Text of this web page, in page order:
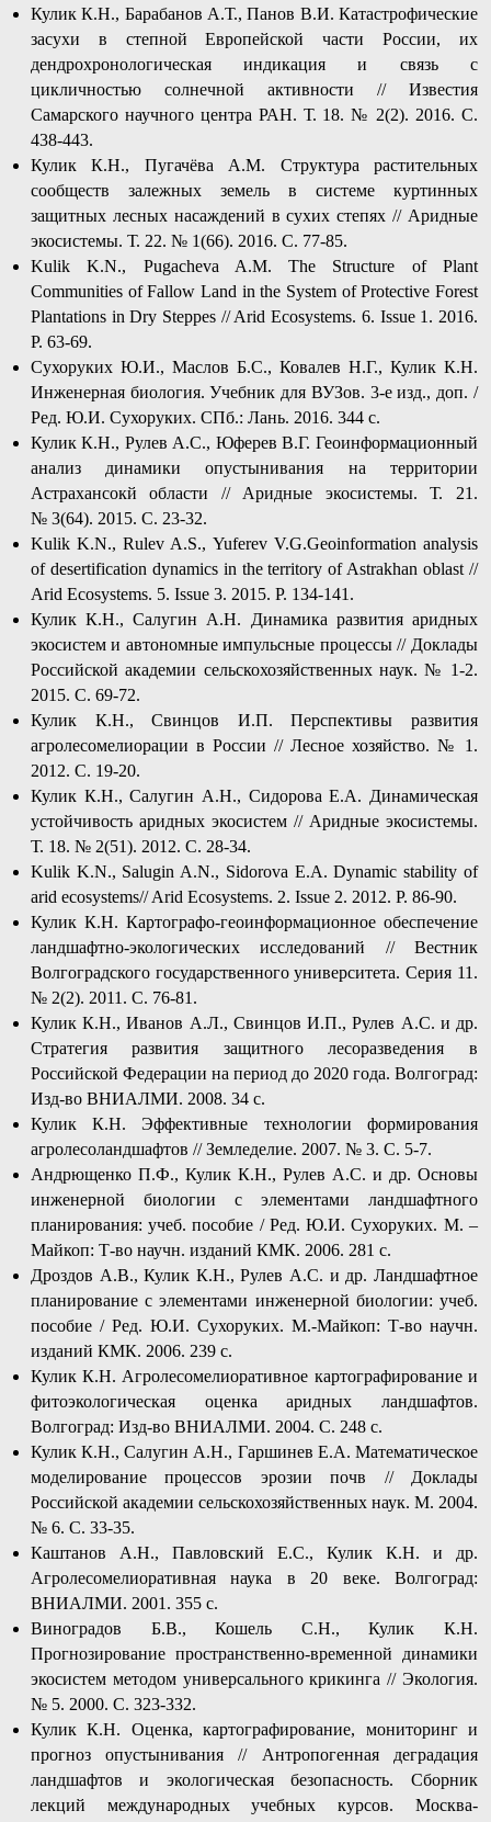
Кулик К.Н., Барабанов А.Т., Панов В.И. Катастрофические
засухи в степной Европейской части России, их
дендрохронологическая индикация и связь с
цикличностью солнечной активности // Известия
Самарского научного центра РАН. Т. 18. № 2(2). 2016. С.
438-443.
Кулик К.Н., Пугачёва А.М. Структура растительных
сообществ залежных земель в системе куртинных
защитных лесных насаждений в сухих степях // Аридные
экосистемы. Т. 22. № 1(66). 2016. С. 77-85.
Kulik K.N., Pugacheva A.M. The Structure of Plant
Communities of Fallow Land in the System of Protective Forest
Plantations in Dry Steppes // Arid Ecosystems. 6. Issue 1. 2016.
P. 63-69.
Сухоруких Ю.И., Маслов Б.С., Ковалев Н.Г., Кулик К.Н.
Инженерная биология. Учебник для ВУЗов. 3-е изд., доп. /
Ред. Ю.И. Сухоруких. СПб.: Лань. 2016. 344 с.
Кулик К.Н., Рулев А.С., Юферев В.Г. Геоинформационный
анализ динамики опустынивания на территории
Астрахансокй области // Аридные экосистемы. Т. 21.
№ 3(64). 2015. С. 23-32.
Kulik K.N., Rulev A.S., Yuferev V.G.Geoinformation analysis
of desertification dynamics in the territory of Astrakhan oblast //
Arid Ecosystems. 5. Issue 3. 2015. P. 134-141.
Кулик К.Н., Салугин А.Н. Динамика развития аридных
экосистем и автономные импульсные процессы // Доклады
Российской академии сельскохозяйственных наук. № 1-2.
2015. С. 69-72.
Кулик К.Н., Свинцов И.П. Перспективы развития
агролесомелиорации в России // Лесное хозяйство. № 1.
2012. С. 19-20.
Кулик К.Н., Салугин А.Н., Сидорова Е.А. Динамическая
устойчивость аридных экосистем // Аридные экосистемы.
Т. 18. № 2(51). 2012. С. 28-34.
Kulik K.N., Salugin A.N., Sidorova E.A. Dynamic stability of
arid ecosystems// Arid Ecosystems. 2. Issue 2. 2012. P. 86-90.
Кулик К.Н. Картографо-геоинформационное обеспечение
ландшафтно-экологических исследований // Вестник
Волгоградского государственного университета. Серия 11.
№ 2(2). 2011. С. 76-81.
Кулик К.Н., Иванов А.Л., Свинцов И.П., Рулев А.С. и др.
Стратегия развития защитного лесоразведения в
Российской Федерации на период до 2020 года. Волгоград:
Изд-во ВНИАЛМИ. 2008. 34 с.
Кулик К.Н. Эффективные технологии формирования
агролесоландшафтов // Земледелие. 2007. № 3. С. 5-7.
Андрющенко П.Ф., Кулик К.Н., Рулев А.С. и др. Основы
инженерной биологии с элементами ландшафтного
планирования: учеб. пособие / Ред. Ю.И. Сухоруких. М. –
Майкоп: Т-во научн. изданий КМК. 2006. 281 с.
Дроздов А.В., Кулик К.Н., Рулев А.С. и др. Ландшафтное
планирование с элементами инженерной биологии: учеб.
пособие / Ред. Ю.И. Сухоруких. М.-Майкоп: Т-во научн.
изданий КМК. 2006. 239 с.
Кулик К.Н. Агролесомелиоративное картографирование и
фитоэкологическая оценка аридных ландшафтов.
Волгоград: Изд-во ВНИАЛМИ. 2004. С. 248 с.
Кулик К.Н., Салугин А.Н., Гаршинев Е.А. Математическое
моделирование процессов эрозии почв // Доклады
Российской академии сельскохозяйственных наук. М. 2004.
№ 6. С. 33-35.
Каштанов А.Н., Павловский Е.С., Кулик К.Н. и др.
Агролесомелиоративная наука в 20 веке. Волгоград:
ВНИАЛМИ. 2001. 355 с.
Виноградов Б.В., Кошель С.Н., Кулик К.Н.
Прогнозирование пространственно-временной динамики
экосистем методом универсального крикинга // Экология.
№ 5. 2000. С. 323-332.
Кулик К.Н. Оценка, картографирование, мониторинг и
прогноз опустынивания // Антропогенная деградация
ландшафтов и экологическая безопасность. Сборник
лекций международных учебных курсов. Москва-